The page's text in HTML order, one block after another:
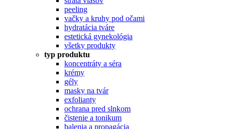
peeling
vačky a kruhy pod očami
hydratácia tváre
estetická gynekológia
všetky produkty
typ produktu
koncentráty a séra
krémy
gély
masky na tvár
exfolianty
ochrana pred slnkom
čistenie a tonikum
balenia a propagácia